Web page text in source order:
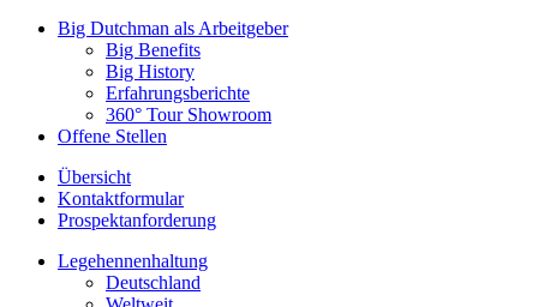
Big Dutchman als Arbeitgeber
Big Benefits
Big History
Erfahrungsberichte
360° Tour Showroom
Offene Stellen
Übersicht
Kontaktformular
Prospektanforderung
Legehennenhaltung
Deutschland